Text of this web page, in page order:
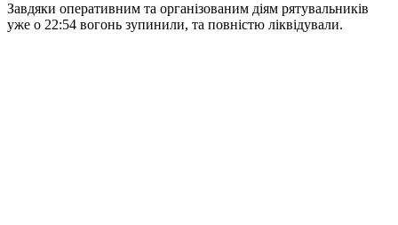
Завдяки оперативним та організованим діям рятувальників
уже о 22:54 вогонь зупинили, та повністю ліквідували.